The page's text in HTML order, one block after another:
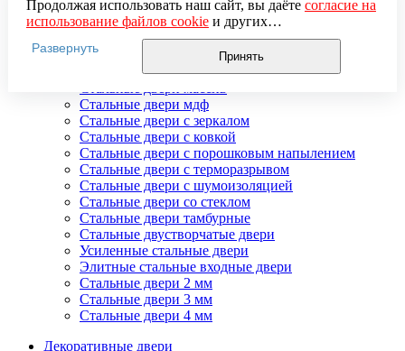
Стальная дверь на дачу
Стальные взломостойкие двери
Стальные входные двери в квартиру
Стальные двери в подъезд
Стальные двери внутреннего открывания
Стальные двери мдф
Стальные двери с зеркалом
Стальные двери с ковкой
Стальные двери с порошковым напылением
Стальные двери с терморазрывом
Стальные двери с шумоизоляцией
Стальные двери со стеклом
Стальные двери тамбурные
Стальные двустворчатые двери
Усиленные стальные двери
Элитные стальные входные двери
Стальные двери 2 мм
Стальные двери 3 мм
Стальные двери 4 мм
Декоративные двери
Продолжая использовать наш сайт, вы даёте согласие на
использование файлов cookieи других
пользовательских данных (включая IP-адрес, сведения о
местоположении, устройстве, действиях на сайте и т. п.)
для функционирования сайта, проведения
использования систем аналитики (например,
Яндекс.Метрика), в соответствии с нашей
обработки персональных данных.
Если вы не хотите, чтобы ваши данные обрабатывались,
настройте ограничения в браузере или покиньте сайт.
Развернуть
Принять